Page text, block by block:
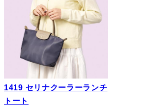
1419 セリナクーラーランチ
トート